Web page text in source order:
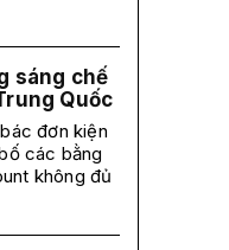
sáng chế
Quốc
đơn kiện
các bằng
không đủ